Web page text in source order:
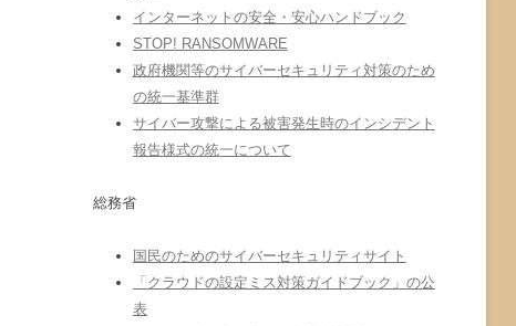
インターネットの安全・安心ハンドブック
STOP! RANSOMWARE
政府機関等のサイバーセキュリティ対策のため
の統一基準群
サイバー攻撃による被害発生時のインシデント
報告様式の統一について
総務省
国民のためのサイバーセキュリティサイト
「クラウドの設定ミス対策ガイドブック」の公
表